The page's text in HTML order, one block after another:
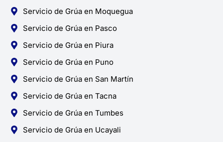
Servicio de Grúa en Moquegua
Servicio de Grúa en Pasco
Servicio de Grúa en Piura
Servicio de Grúa en Puno
Servicio de Grúa en San Martín
Servicio de Grúa en Tacna
Servicio de Grúa en Tumbes
Servicio de Grúa en Ucayali